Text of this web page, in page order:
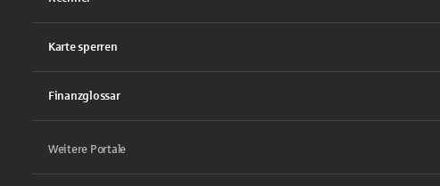
Karte sperren
Finanzglossar
Weitere Portale